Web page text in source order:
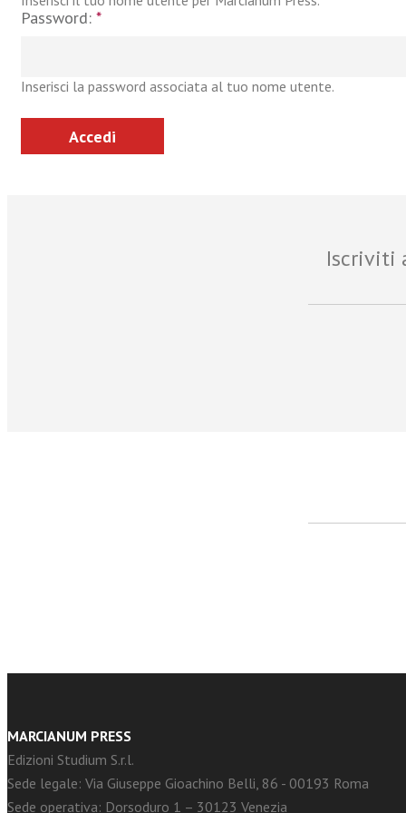
Password: *
Inserisci la password associata al tuo nome utente.
Iscriviti
MARCIANUM PRESS
Edizioni Studium S.r.l.
Sede legale: Via Giuseppe Gioachino Belli, 86 - 00193 Roma
Sede operativa: Dorsoduro 1 – 30123 Venezia